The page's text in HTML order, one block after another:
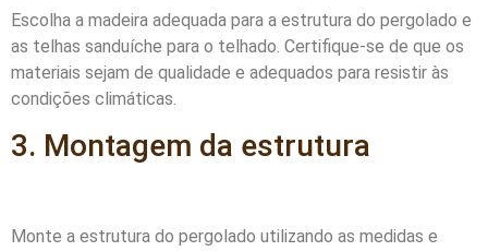
Escolha a madeira adequada para a estrutura do pergolado e
as telhas sanduíche para o telhado. Certifique-se de que os
materiais sejam de qualidade e adequados para resistir às
condições climáticas.
3. Montagem da estrutura
Monte a estrutura do pergolado utilizando as medidas e